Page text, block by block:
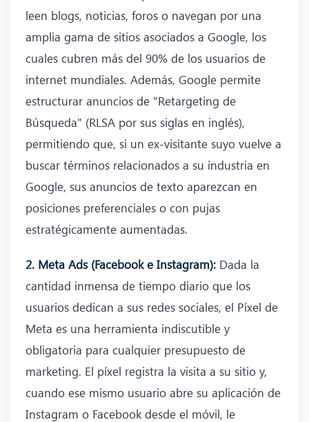
leen blogs, noticias, foros o navegan por una
amplia gama de sitios asociados a Google, los
cuales cubren más del 90% de los usuarios de
internet mundiales. Además, Google permite
estructurar anuncios de "Retargeting de
Búsqueda" (RLSA por sus siglas en inglés),
permitiendo que, si un ex-visitante suyo vuelve a
buscar términos relacionados a su industria en
Google, sus anuncios de texto aparezcan en
posiciones preferenciales o con pujas
estratégicamente aumentadas.
2. Meta Ads (Facebook e Instagram): Dada la
cantidad inmensa de tiempo diario que los
usuarios dedican a sus redes sociales, el Píxel de
Meta es una herramienta indiscutible y
obligatoria para cualquier presupuesto de
marketing. El píxel registra la visita a su sitio y,
cuando ese mismo usuario abre su aplicación de
Instagram o Facebook desde el móvil, le